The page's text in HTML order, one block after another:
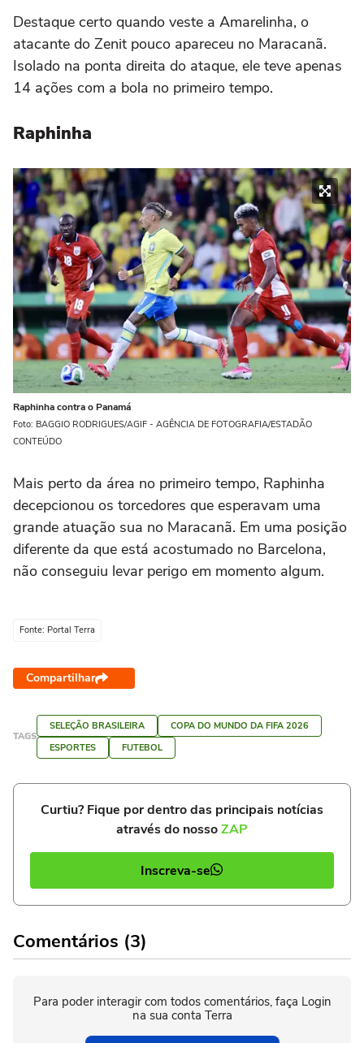
Destaque certo quando veste a Amarelinha, o
atacante do Zenit pouco apareceu no Maracanã.
Isolado na ponta direita do ataque, ele teve apenas
14 ações com a bola no primeiro tempo.
Raphinha
Raphinha contra o Panamá
Foto: BAGGIO RODRIGUES/AGIF - AGÊNCIA DE FOTOGRAFIA/ESTADÃO
CONTEÚDO
Mais perto da área no primeiro tempo, Raphinha
decepcionou os torcedores que esperavam uma
grande atuação sua no Maracanã. Em uma posição
diferente da que está acostumado no Barcelona,
não conseguiu levar perigo em momento algum.
Fonte: Portal Terra
Compartilhar
TAGS
SELEÇÃO BRASILEIRA
COPA DO MUNDO DA FIFA 2026
ESPORTES
FUTEBOL
Curtiu? Fique por dentro das principais notícias
através do nossoZAP
Inscreva-se
Comentários (3)
Para poder interagir com todos comentários, faça Login
na sua conta Terra